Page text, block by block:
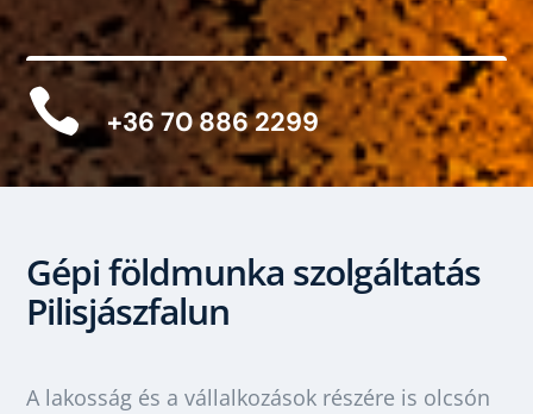
 +36 70 886 2299
Gépi földmunka szolgáltatás
Pilisjászfalun
A lakosság és a vállalkozások részére is olcsón